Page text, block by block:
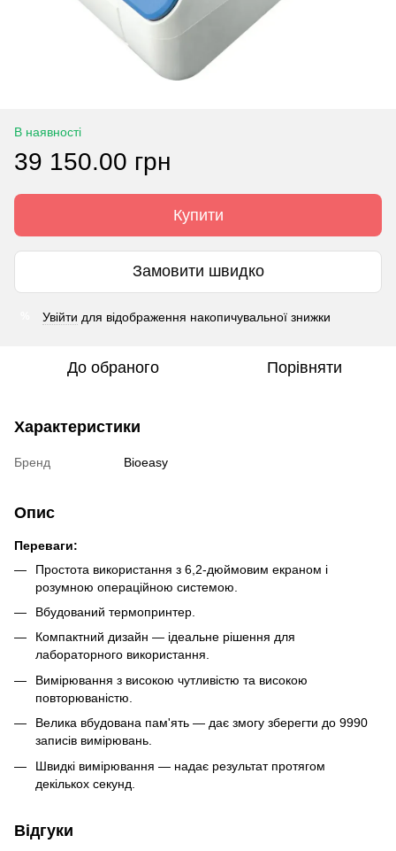
В наявності
39 150.00 грн
Купити
Замовити швидко
Увійти для відображення накопичувальної знижки
До обраного Порівняти
Характеристики
Бренд Bioeasy
Опис
Переваги:
Простота використання з 6,2-дюймовим екраном і
розумною операційною системою.
Вбудований термопринтер.
Компактний дизайн — ідеальне рішення для
лабораторного використання.
Вимірювання з високою чутливістю та високою
повторюваністю.
Велика вбудована пам'ять — дає змогу зберегти до 9990
записів вимірювань.
Швидкі вимірювання — надає результат протягом
декількох секунд.
Відгуки